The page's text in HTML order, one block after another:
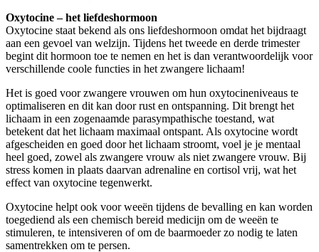
Oxytocine – het liefdeshormoon
Oxytocine staat bekend als ons liefdeshormoon omdat het bijdraagt
aan een gevoel van welzijn. Tijdens het tweede en derde trimester
begint dit hormoon toe te nemen en het is dan verantwoordelijk voor
verschillende coole functies in het zwangere lichaam!
Het is goed voor zwangere vrouwen om hun oxytocineniveaus te
optimaliseren en dit kan door rust en ontspanning. Dit brengt het
lichaam in een zogenaamde parasympathische toestand, wat
betekent dat het lichaam maximaal ontspant. Als oxytocine wordt
afgescheiden en goed door het lichaam stroomt, voel je je mentaal
heel goed, zowel als zwangere vrouw als niet zwangere vrouw. Bij
stress komen in plaats daarvan adrenaline en cortisol vrij, wat het
effect van oxytocine tegenwerkt.
Oxytocine helpt ook voor weeën tijdens de bevalling en kan worden
toegediend als een chemisch bereid medicijn om de weeën te
stimuleren, te intensiveren of om de baarmoeder zo nodig te laten
samentrekken om te persen.